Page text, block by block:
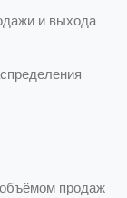
и выхода
продаж